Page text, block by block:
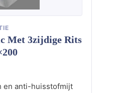
Met 3zijdige Rits
en anti-huisstofmijt